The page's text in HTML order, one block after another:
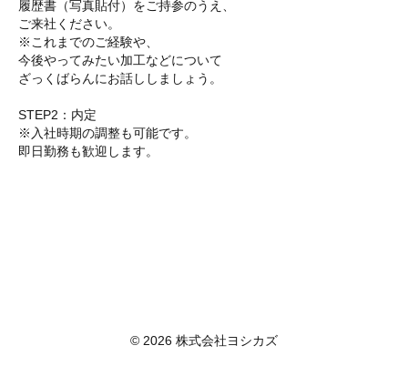
履歴書（写真貼付）をご持参のうえ、
ご来社ください。
※これまでのご経験や、
今後やってみたい加工などについて
ざっくばらんにお話ししましょう。
STEP2：内定
※入社時期の調整も可能です。
即日勤務も歓迎します。
© 2026 株式会社ヨシカズ